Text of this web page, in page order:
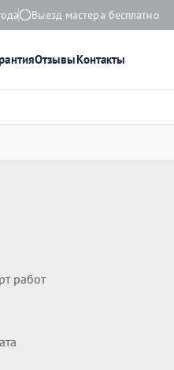
Выезд мастера бесплатно
ОтзывыКонтакты
работ